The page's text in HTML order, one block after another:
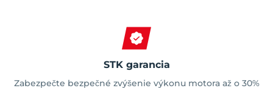
STK garancia
Zabezpečte bezpečné zvýšenie výkonu motora až o 30%